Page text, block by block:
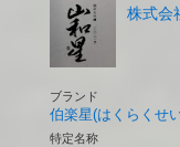
株式会
ブランド
伯楽星(はくらくせ
特定名称